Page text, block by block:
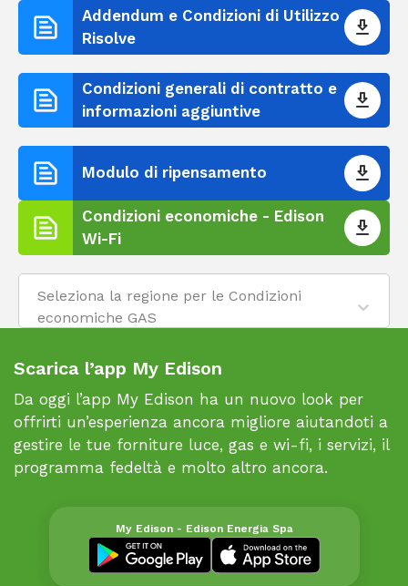
Addendum e Condizioni di Utilizzo
Risolve
Condizioni generali di contratto e
informazioni aggiuntive
Modulo di ripensamento
Condizioni economiche - Edison
Wi-Fi
Seleziona la regione per le Condizioni
economiche GAS
Scarica l’app My Edison
Da oggi l’app My Edison ha un nuovo look per
offrirti un’esperienza ancora migliore aiutandoti a
gestire le tue forniture luce, gas e wi-fi, i servizi, il
programma fedeltà e molto altro ancora.
My Edison - Edison Energia Spa